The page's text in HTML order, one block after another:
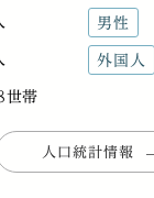
男性
外国人
帯
人口統計情報